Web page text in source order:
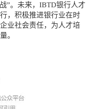
”。未来，IBTD银行人才
，积极推进银行业在时
业社会责任，为人才培
。